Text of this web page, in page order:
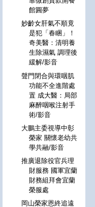
館圓夢
妙齡女肝氣不順竟
是犯「春睏」！
奇美醫：清明養
生除濕氣 調理後
緩解/影音
聲門閉合與環咽肌
功能不全進階處
置 成大醫：局部
麻醉咽喉注射手
術/影音
大鵬主委視導中彰
榮家 關懷老幼共
學共融/影音
推廣退除役官兵理
財服務 國軍宜蘭
財務組拜會宜蘭
榮服處
岡山榮家恩終追遠